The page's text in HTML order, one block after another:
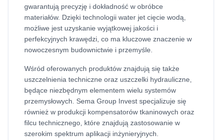
gwarantują precyzję i dokładność w obróbce
materiałów. Dzięki technologii water jet cięcie wodą,
możliwe jest uzyskanie wyjątkowej jakości i
perfekcyjnych krawędzi, co ma kluczowe znaczenie w
nowoczesnym budownictwie i przemyśle.
Wśród oferowanych produktów znajdują się także
uszczelnienia techniczne oraz uszczelki hydrauliczne,
będące niezbędnym elementem wielu systemów
przemysłowych. Sema Group Invest specjalizuje się
również w produkcji kompensatorów tkaninowych oraz
filcu technicznego, które znajdują zastosowanie w
szerokim spektrum aplikacji inżynieryjnych.